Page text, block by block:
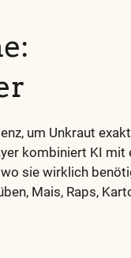
um Unkraut
kombiniert KI mit
sie wirklich
Mais, Raps,